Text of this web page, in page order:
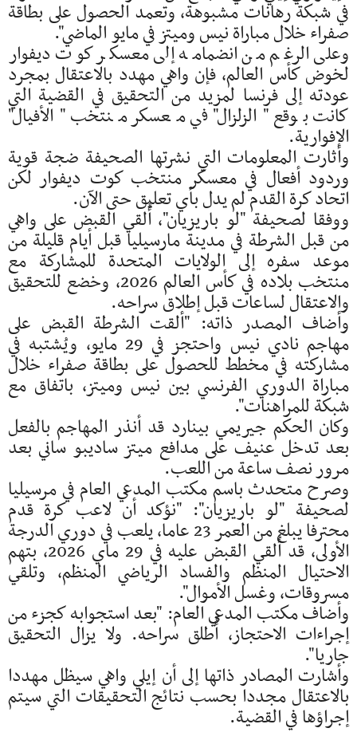
في شبكة رهانات مشبوهة، وتعمد الحصول على بطاقة
صفراء خلال مباراة نيس وميتز في مايو الماضي".
وعلى الرغم من انضمامه إلى معسكر كوت ديفوار
لخوض كأس العالم، فإن واهي مهدد بالاعتقال بمجرد
عودته إلى فرنسا لمزيد من التحقيق في القضية التي
كانت بوقع "الزلزال" في معسكر منتخب "الأفيال"
الإفوارية.
وأثارت المعلومات التي نشرتها الصحيفة ضجة قوية
وردود أفعال في معسكر منتخب كوت ديفوار لكن
اتحاد كرة القدم لم يدل بأي تعليق حتى الآن.
ووفقا لصحيفة "لو باريزيان"، أُلقي القبض على واهي
من قبل الشرطة في مدينة مارسيليا قبل أيام قليلة من
موعد سفره إلى الولايات المتحدة للمشاركة مع
منتخب بلاده في كأس العالم 2026، وخضع للتحقيق
والاعتقال لساعات قبل إطلاق سراحه.
وأضاف المصدر ذاته: "ألقت الشرطة القبض على
مهاجم نادي نيس واحتجز في 29 مايو، ويُشتبه في
مشاركته في مخطط للحصول على بطاقة صفراء خلال
مباراة الدوري الفرنسي بين نيس وميتز، باتفاق مع
شبكة للمراهنات".
وكان الحكم جيريمي بينارد قد أنذر المهاجم بالفعل
بعد تدخل عنيف على مدافع ميتز ساديبو ساني بعد
مرور نصف ساعة من اللعب.
وصرح متحدث باسم مكتب المدعي العام في مرسيليا
لصحيفة "لو باريزيان": "نؤكد أن لاعب كرة قدم
محترفا يبلغ من العمر 23 عاما، يلعب في دوري الدرجة
الأولى، قد أُلقي القبض عليه في 29 ماي 2026، بتهم
الاحتيال المنظم والفساد الرياضي المنظم، وتلقي
مسروقات، وغسل الأموال".
وأضاف مكتب المدعي العام: "بعد استجوابه كجزء من
إجراءات الاحتجاز، أُطلق سراحه. ولا يزال التحقيق
جاريا".
وأشارت المصادر ذاتها إلى أن إيلي واهي سيظل مهددا
بالاعتقال مجددا بحسب نتائج التحقيقات التي سيتم
إجراؤها في القضية.